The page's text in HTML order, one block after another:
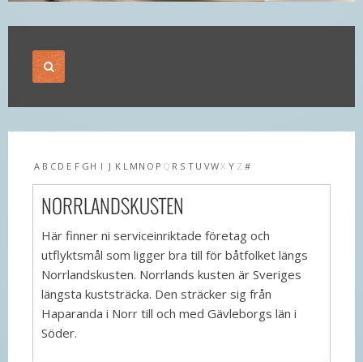
A B C D E F G H I J K L M N O P Q R S T U VWX Y Z #
NORRLANDSKUSTEN
Här finner ni serviceinriktade företag och
utflyktsmål som ligger bra till för båtfolket längs
Norrlandskusten. Norrlands kusten är Sveriges
längsta kuststräcka. Den sträcker sig från
Haparanda i Norr till och med Gävleborgs län i
Söder.